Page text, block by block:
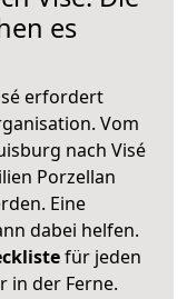
es
erfordert
Vom
nach Visé
Porzellan
Eine
dabei helfen.
für jeden
in der Ferne.